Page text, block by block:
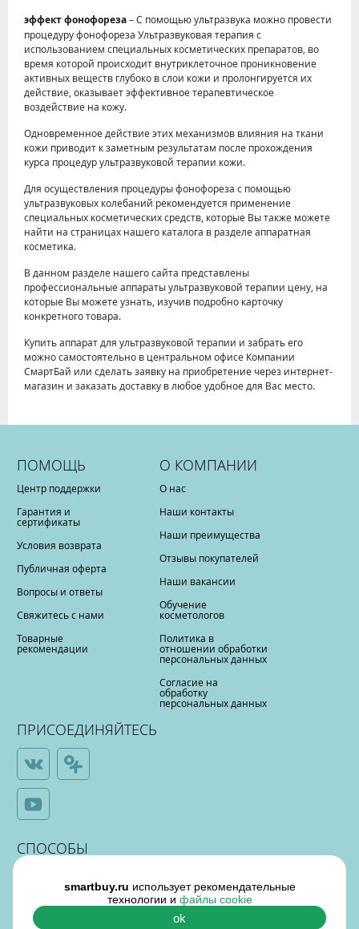
эффект фонофореза– С помощью ультразвука можно провести
процедуру фонофореза Ультразвуковая терапия с
использованием специальных косметических препаратов, во
время которой происходит внутриклеточное проникновение
активных веществ глубоко в слои кожи и пролонгируется их
действие, оказывает эффективное терапевтическое
воздействие на кожу.
Одновременное действие этих механизмов влияния на ткани
кожи приводит к заметным результатам после прохождения
курса процедур ультразвуковой терапии кожи.
Для осуществления процедуры фонофореза с помощью
ультразвуковых колебаний рекомендуется применение
специальных косметических средств, которые Вы также можете
найти на страницах нашего каталога в разделе аппаратная
косметика.
В данном разделе нашего сайта представлены
профессиональные аппараты ультразвуковой терапии цену, на
которые Вы можете узнать, изучив подробно карточку
конкретного товара.
Купить аппарат для ультразвуковой терапии и забрать его
можно самостоятельно в центральном офисе Компании
СмартБай или сделать заявку на приобретение через интернет-
магазин и заказать доставку в любое удобное для Вас место.
ПОМОЩЬ
Центр поддержки
Гарантия и
сертификаты
Условия возврата
Публичная оферта
Вопросы и ответы
Свяжитесь с нами
Товарные
рекомендации
О КОМПАНИИ
О нас
Наши контакты
Наши преимущества
Отзывы покупателей
Наши вакансии
Обучение
косметологов
Политика в
отношении обработки
персональных данных
Согласие на
обработку
персональных данных
ПРИСОЕДИНЯЙТЕСЬ
СПОСОБЫ
ОПЛАТЫ
smartbuy.ru использует рекомендательные
технологии и файлы cookie
ok